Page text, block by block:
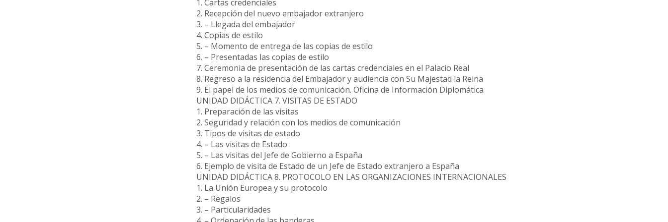
1. Cartas credenciales
2. Recepción del nuevo embajador extranjero
3. – Llegada del embajador
4. Copias de estilo
5. – Momento de entrega de las copias de estilo
6. – Presentadas las copias de estilo
7. Ceremonia de presentación de las cartas credenciales en el Palacio Real
8. Regreso a la residencia del Embajador y audiencia con Su Majestad la Reina
9. El papel de los medios de comunicación. Oficina de Información Diplomática
UNIDAD DIDÁCTICA 7. VISITAS DE ESTADO
1. Preparación de las visitas
2. Seguridad y relación con los medios de comunicación
3. Tipos de visitas de estado
4. – Las visitas de Estado
5. – Las visitas del Jefe de Gobierno a España
6. Ejemplo de visita de Estado de un Jefe de Estado extranjero a España
UNIDAD DIDÁCTICA 8. PROTOCOLO EN LAS ORGANIZACIONES INTERNACIONALES
1. La Unión Europea y su protocolo
2. – Regalos
3. – Particularidades